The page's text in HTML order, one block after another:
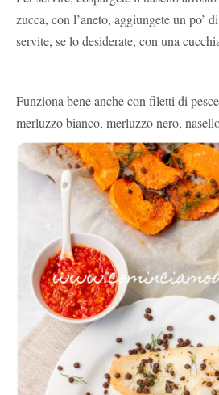
zucca, con l’aneto, aggiungete un po’
servite, se lo desiderate, con una
Funziona bene anche con filetti di
merluzzo bianco, merluzzo nero,